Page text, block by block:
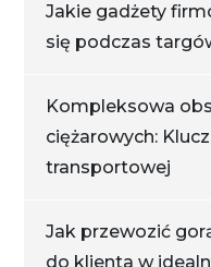
Jakie gadżety
się podczas
Kompleksowa
ciężarowych:
transportowej
Jak przewozić
do klienta w